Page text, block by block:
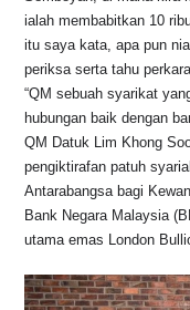
ialah membabitkan 10
itu saya kata, apa pun
periksa serta tahu
“QM sebuah syarikat
hubungan baik dengan
QM Datuk Lim Khong
pengiktirafan patuh
Antarabangsa bagi
Bank Negara Malaysia
utama emas London